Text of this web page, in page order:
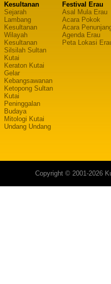
Kesultanan
Sejarah
Lambang
Kesultanan
Wilayah
Kesultanan
Silsilah Sultan
Kutai
Keraton Kutai
Gelar
Kebangsawanan
Ketopong Sultan
Kutai
Peninggalan
Budaya
Mitologi Kutai
Undang Undang
Festival Erau
Asal Mula Erau
Acara Pokok
Acara
Agenda Erau
Peta Lokasi
Copyright © 2001-2026